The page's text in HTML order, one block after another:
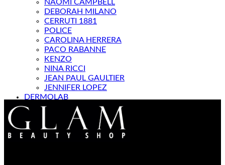
NAOMI CAMPBELL
DEBORAH MILANO
CERRUTI 1881
POLICE
CAROLINA HERRERA
PACO RABANNE
KENZO
NINA RICCI
JEAN PAUL GAULTIER
JENNIFER LOPEZ
DERMOLAB
МАГАЗИН